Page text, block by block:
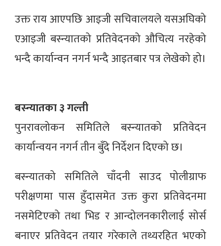
उक्त राय आएपछि आइजी सचिवालयले यसअघिको
एआइजी बस्न्यातको प्रतिवेदनको औचित्य नरहेको
भन्दै कार्यान्वन नगर्न भन्दै आइतबार पत्र लेखेको हो।
बस्न्यातका ३ गल्ती
पुनरावलोकन समितिले बस्न्यातको प्रतिवेदन
कार्यान्वयन नगर्न तीन बुँदे निर्देशन दिएको छ।
बस्न्यातको समितिले चाँदनी साउद पोलीग्राफ
परीक्षणमा पास हुँदासमेत उक्त कुरा प्रतिवेदनमा
नसमेटिएको तथा भिड र आन्दोलनकारीलाई सोर्स
बनाएर प्रतिवेदन तयार गरेकाले तथ्यरहित भएको